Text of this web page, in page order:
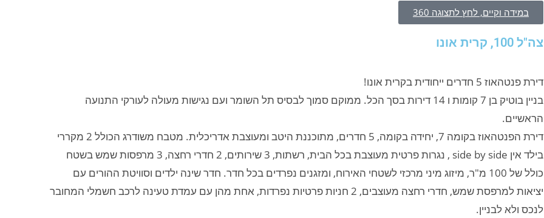
במידה וקיים, לחץ לתצוגה 360
צה"ל 100, קרית אונו
דירת פנטהאוז 5 חדרים ייחודית בקרית אונו!
בניין בוטיק בן 7 קומות ו 14 דירות בסך הכל. ממוקם סמוך לבסיס תל השומר ועם נגישות מעולה לעורקי התנועה
הראשיים.
דירת הפנטהאוז בקומה 7, יחידה בקומה, 5 חדרים, מתוכננת היטב ומעוצבת אדריכלית. מטבח משודרג הכולל 2 מקררי
בילד אין side by side , נגרות פרטית מעוצבת בכל הבית, רשתות, 3 שירותים, 2 חדרי רחצה, 3 מרפסות שמש בשטח
כולל של 100 מ"ר, מיזוג מיני מרכזי לשטחי האירוח, ומזגנים נפרדים בכל חדר. חדר שינה ילדים וסוויטת ההורים עם
יציאות למרפסת שמש, חדרי רחצה מעוצבים, 2 חניות פרטיות נפרדות, אחת מהן עם עמדת טעינה לרכב חשמלי המחובר
לנכס ולא לבניין.